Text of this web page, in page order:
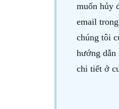
muốn hủy
email
chúng tôi
hướng dẫn
chi tiết ở